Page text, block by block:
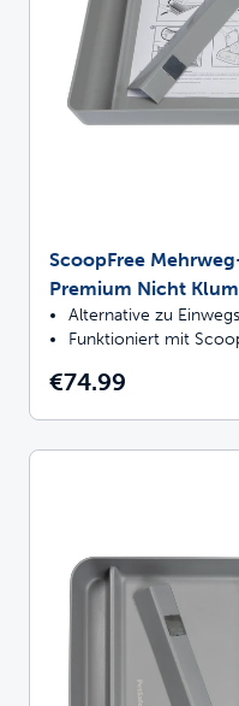
ScoopFree
Premium Nicht
Alternative zu
Funktioniert mit
€74.99